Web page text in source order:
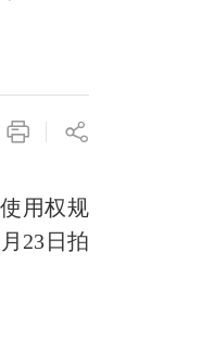
用权规
23日拍